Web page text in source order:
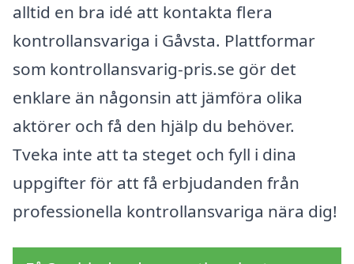
alltid en bra idé att kontakta flera
kontrollansvariga i Gåvsta. Plattformar
som kontrollansvarig-pris.se gör det
enklare än någonsin att jämföra olika
aktörer och få den hjälp du behöver.
Tveka inte att ta steget och fyll i dina
uppgifter för att få erbjudanden från
professionella kontrollansvariga nära dig!